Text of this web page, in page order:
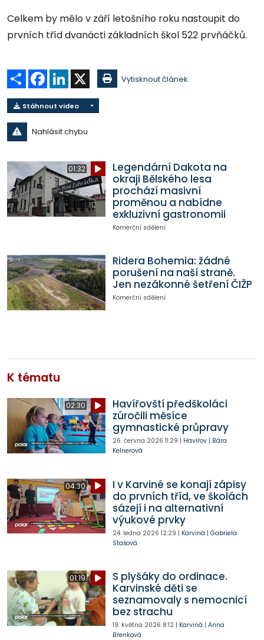
Celkem by mělo v září letošního roku nastoupit do
prvních tříd dvanácti základních škol 522 prvňáčků.
Sdílet Facebook
LinkedIn Vytisknout článek
Stáhnout video
Nahlásit chybu
01:32
Legendární Dakota na
okraji Bělského lesa
prochází masivní
proměnou a nabídne
exkluzivní gastronomii
Komerční sdělení
Ridera Bohemia: žádné
porušení na naší straně.
Jen nezákonné šetření ČIŽP
Komerční sdělení
K tématu
02:30
Havířovští předškoláci
zúročili měsíce
gymnastické průpravy
26. června 2026 11:29 | Havířov| Bára
Kelnerová
04:30
I v Karviné se konají zápisy
do prvních tříd, ve školách
sázejí i na alternativní
výukové prvky
24. ledna 2026 12:29 | Karviná | Gabriela
Stašová
01:19
S plyšáky do ordinace.
Karvinské děti se
seznamovaly s nemocnicí
bez strachu
19. května 2026 8:12| Karviná | Anna
Břenková